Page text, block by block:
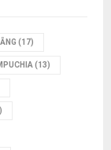
(17)
(13)